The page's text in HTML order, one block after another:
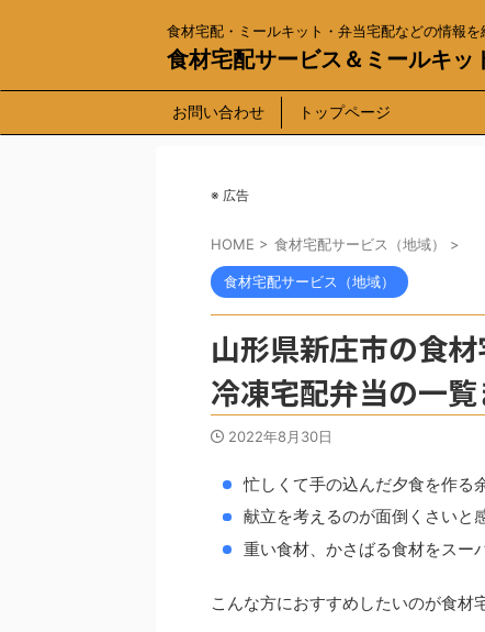
食材宅配・ミールキット・弁当宅配などの情報を
食材宅配サービス＆ミールキッ
お問い合わせ トップページ
※ 広告
HOME > 食材宅配サービス（地域） >
食材宅配サービス（地域）
山形県新庄市の食
冷凍宅配弁当の一
2022年8月30日
忙しくて手の込んだ夕食を作る
献立を考えるのが面倒くさいと
重い食材、かさばる食材をスー
こんな方におすすめしたいのが食材